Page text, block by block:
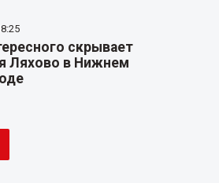
скрывает
Ляхово в Нижнем